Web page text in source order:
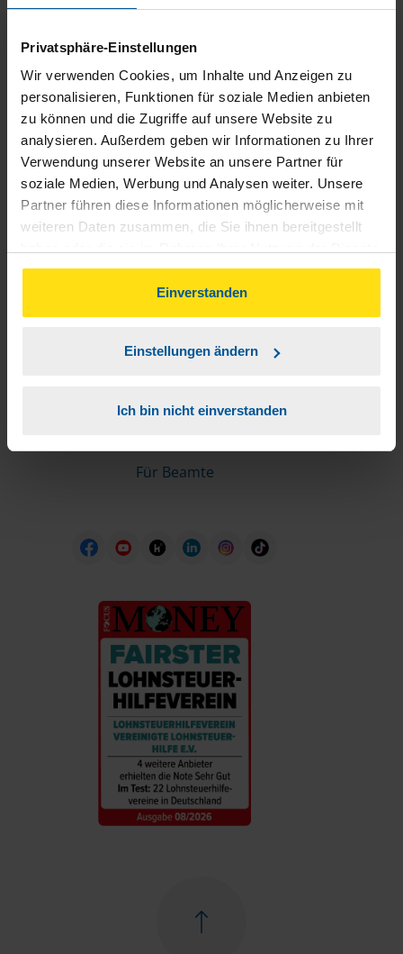
Privatsphäre-Einstellungen
Wir verwenden Cookies, um Inhalte und Anzeigen zu
personalisieren, Funktionen für soziale Medien anbieten
zu können und die Zugriffe auf unsere Website zu
analysieren. Außerdem geben wir Informationen zu Ihrer
Verwendung unserer Website an unsere Partner für
soziale Medien, Werbung und Analysen weiter. Unsere
Partner führen diese Informationen möglicherweise mit
weiteren Daten zusammen, die Sie ihnen bereitgestellt
gesammelt haben. Indem Sie auf Einverstanden klicken,
können Sie der Verwendung von Cookies, gemäß
unserer
Einverstanden
Einstellungen ändern
Ich bin nicht einverstanden
Über die VLH
Beratersuche
Karriere
Presse
Kontakt
Informationen für Mitglieder
Schnelleinstiege
Steuererklärung machen lassen
Online-Steuererklärung
Die erste Steuererklärung
Für Azubis
Für Beamte